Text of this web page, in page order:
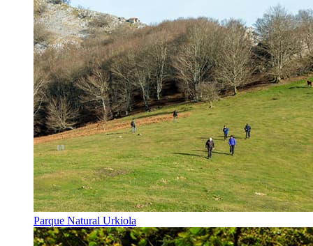
Parque Natural Urkiola